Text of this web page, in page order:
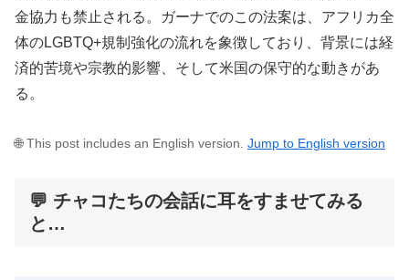
金協力も禁止される。ガーナでのこの法案は、アフリカ全
体のLGBTQ+規制強化の流れを象徴しており、背景には経
済的苦境や宗教的影響、そして米国の保守的な動きがあ
る。
🌐 This post includes an English version. Jump to English version
💬 チャコたちの会話に耳をすませてみる
と…